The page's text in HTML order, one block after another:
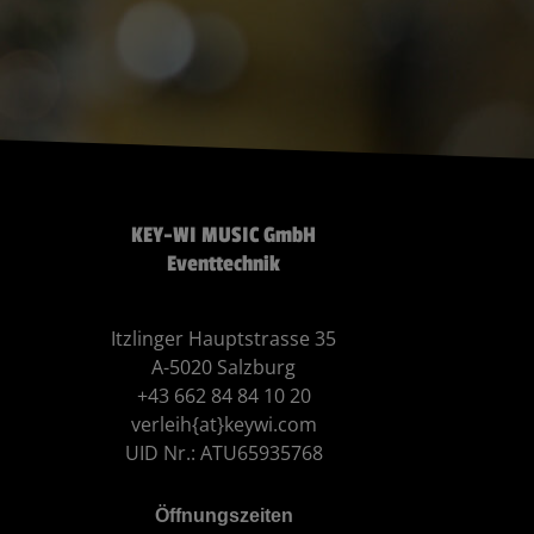
KEY-WI MUSIC GmbH
Eventtechnik
Itzlinger Hauptstrasse 35
A-5020 Salzburg
+43 662 84 84 10 20
verleih{at}keywi.com
UID Nr.: ATU65935768
Öffnungszeiten